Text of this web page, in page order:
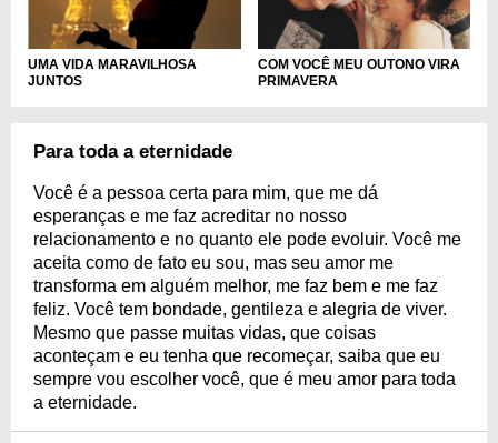
UMA VIDA MARAVILHOSA
JUNTOS
COM VOCÊ MEU OUTONO VIRA
PRIMAVERA
Para toda a eternidade
Você é a pessoa certa para mim, que me dá
esperanças e me faz acreditar no nosso
relacionamento e no quanto ele pode evoluir. Você me
aceita como de fato eu sou, mas seu amor me
transforma em alguém melhor, me faz bem e me faz
feliz. Você tem bondade, gentileza e alegria de viver.
Mesmo que passe muitas vidas, que coisas
aconteçam e eu tenha que recomeçar, saiba que eu
sempre vou escolher você, que é meu amor para toda
a eternidade.